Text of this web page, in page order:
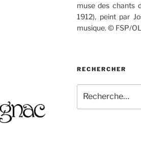
muse des chants
1912), peint par
musique. © FSP/
RECHERCHER
pour
: